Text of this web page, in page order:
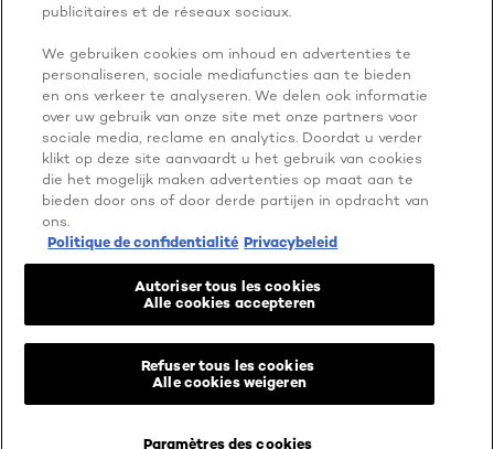
NOG MEER ONTDEKKEN
ADDRESS
Instagram
Facebook
YouTube
Cookie instellingen
publicitaires et de réseaux sociaux.
We gebruiken cookies om inhoud en advertenties te
personaliseren, sociale mediafuncties aan te bieden
en ons verkeer te analyseren. We delen ook informatie
over uw gebruik van onze site met onze partners voor
sociale media, reclame en analytics. Doordat u verder
klikt op deze site aanvaardt u het gebruik van cookies
die het mogelijk maken advertenties op maat aan te
bieden door ons of door derde partijen in opdracht van
ons.
Politique de confidentialité Privacybeleid
Paramètres des cookies
Refuser tous les cookies
Alle cookies weigeren
Autoriser tous les cookies
Alle cookies accepteren